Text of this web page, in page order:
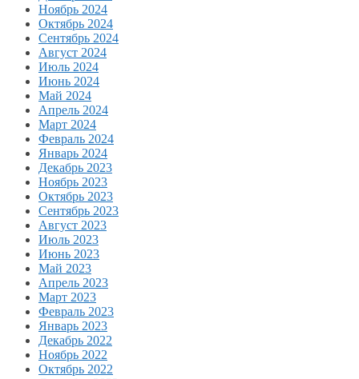
Ноябрь 2024
Октябрь 2024
Сентябрь 2024
Август 2024
Июль 2024
Июнь 2024
Май 2024
Апрель 2024
Март 2024
Февраль 2024
Январь 2024
Декабрь 2023
Ноябрь 2023
Октябрь 2023
Сентябрь 2023
Август 2023
Июль 2023
Июнь 2023
Май 2023
Апрель 2023
Март 2023
Февраль 2023
Январь 2023
Декабрь 2022
Ноябрь 2022
Октябрь 2022